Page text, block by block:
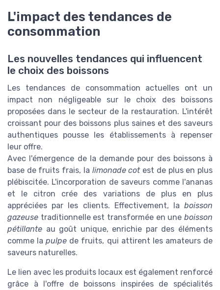
L'impact des tendances de
consommation
Les nouvelles tendances qui influencent
le choix des boissons
Les tendances de consommation actuelles ont un
impact non négligeable sur le choix des boissons
proposées dans le secteur de la restauration. L'intérêt
croissant pour des boissons plus saines et des saveurs
authentiques pousse les établissements à repenser
leur offre.
Avec l'émergence de la demande pour des boissons à
base de fruits frais, la limonade cotest de plus en plus
plébiscitée. L'incorporation de saveurs comme l'ananas
et le citron crée des variations de plus en plus
appréciées par les clients. Effectivement, la boisson
gazeuse traditionnelle est transformée en une boisson
pétillante au goût unique, enrichie par des éléments
comme lapulpe de fruits, qui attirent les amateurs de
saveurs naturelles.
Le lien avec les produits locaux est également renforcé
grâce à l'offre de boissons inspirées de spécialités